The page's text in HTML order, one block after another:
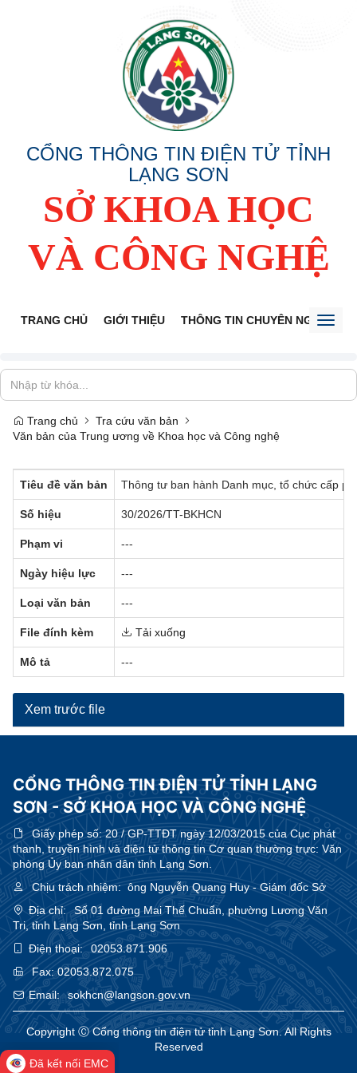
CỔNG THÔNG TIN ĐIỆN TỬ TỈNH
LẠNG SƠN
SỞ KHOA HỌC
VÀ CÔNG NGHỆ
TRANG CHỦ GIỚI THIỆU THÔNG TIN CHUYÊN NGÀNH
Trang chủ
Tra cứu văn bản
Văn bản của Trung ương về Khoa học và Công nghệ
Tiêu đề văn bản Thông tư ban hành Danh mục, tổ chức cấp
Số hiệu 30/2026/TT-BKHCN
Phạm vi ---
Ngày hiệu lực ---
Loại văn bản ---
File đính kèm Tải xuống
Mô tả ---
Xem trước file
CỔNG THÔNG TIN ĐIỆN TỬ TỈNH LẠNG
SƠN - SỞ KHOA HỌC VÀ CÔNG NGHỆ
Giấy phép số:20 / GP-TTĐT ngày 12/03/2015 của Cục phát
thanh, truyền hình và điện tử thông tin Cơ quan thường trực: Văn
phòng Ủy ban nhân dân tỉnh Lạng Sơn.
Chịu trách nhiệm:ông Nguyễn Quang Huy - Giám đốc Sở
Địa chỉ:
Số 01 đường Mai Thế Chuẩn, phường Lương Văn
Tri, tỉnh Lạng Sơn, tỉnh Lạng Sơn
Điện thoại:
02053.871.906
Fax:02053.872.075
Email:
sokhcn@langson.gov.vn
Copyright Ⓒ Cổng thông tin điện tử tỉnh Lạng Sơn. All Rights
Reserved
Đã kết nối EMC